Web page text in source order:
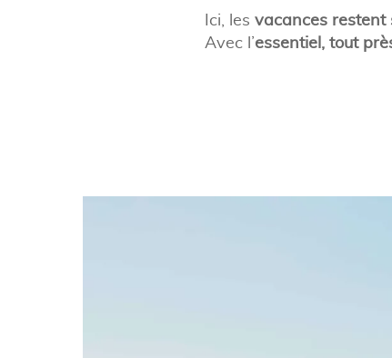
Ici, les vacances restent
Avec l’essentiel, tout